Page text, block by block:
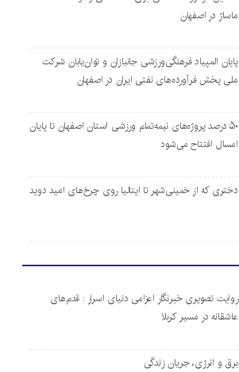
ماساژ در اصفهان
پایان المپیاد فرهنگی‌ورزشی جانبازان و توان‌یابان شرکت
ملی پخش فرآورده‌های نفتی ایران در اصفهان
۵۰ درصد پروژه‌های نیمه‌تمام ورزشی استان اصفهان تا پایان
امسال افتتاح می‌شود
دختری که از خمینی‌شهر تا ایتالیا روی چرخ‌های امید دوید
روایت تصویری خبرنگار اعزامی دنیای اسرار : قدم‌های
عاشقانه در مسیر کربلا
برق و انرژی، جریان زندگی